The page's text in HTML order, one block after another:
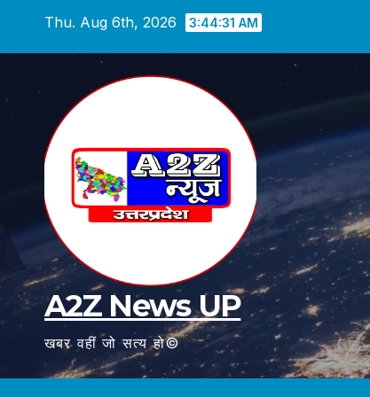
Thu. Aug 6th, 2026 3:44:32 AM
A2Z News UP
खबर वहीं जो सत्य हो©